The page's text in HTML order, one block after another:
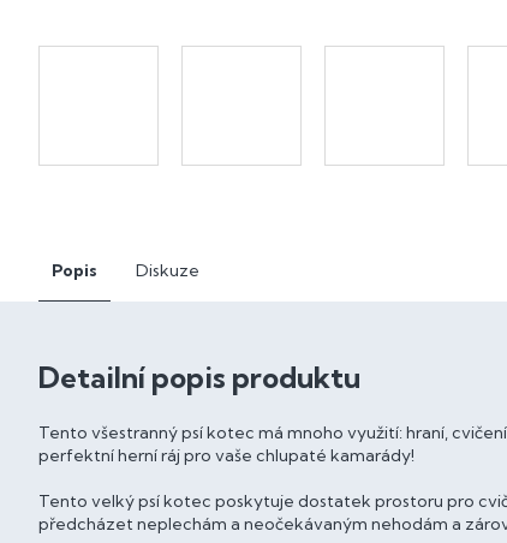
Popis Diskuze
Detailní popis produktu
Tento všestranný psí kotec má mnoho využití: hraní,
perfektní herní ráj pro vaše chlupaté kamarády!
Tento velký psí kotec poskytuje dostatek prostoru pro
předcházet neplechám a neočekávaným nehodám a